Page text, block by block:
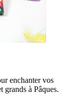
enchanter vos
grands à Pâques.